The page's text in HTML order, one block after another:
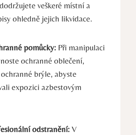
veškeré⁣ místní a
ohledně jejich likvidace.
pomůcky: Při manipulaci
‍ochranné oblečení,
brýle, abyste
expozici ‌azbestovým
odstranění: V